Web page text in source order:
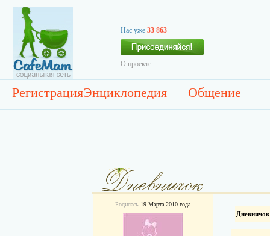
Нас уже 33 863
О проекте
РегистрацияЭнциклопедия Общение
Родилась 19 Марта 2010 года
Дневничок